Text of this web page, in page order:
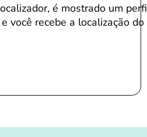
é mostrado um
você recebe a localização